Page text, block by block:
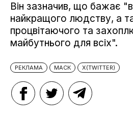
Він зазначив, що бажає
найкращого людству, а
процвітаючого та
майбутнього для всіх".
РЕКЛАМА МАСК X(TWITTER)